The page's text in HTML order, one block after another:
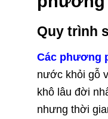
Quy trình
Các phương
nước khỏi gỗ
khô lâu đời
nhưng thời